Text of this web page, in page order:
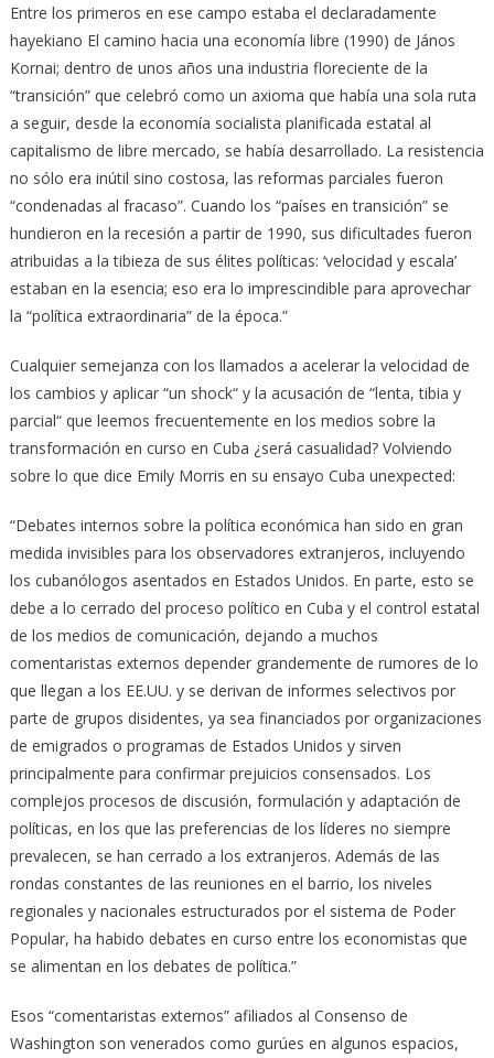
Entre los primeros en ese campo estaba el declaradamente
hayekiano El camino hacia una economía libre (1990) de János
Kornai; dentro de unos años una industria floreciente de la
“transición” que celebró como un axioma que había una sola ruta
a seguir, desde la economía socialista planificada estatal al
capitalismo de libre mercado, se había desarrollado. La resistencia
no sólo era inútil sino costosa, las reformas parciales fueron
“condenadas al fracaso”. Cuando los “países en transición” se
hundieron en la recesión a partir de 1990, sus dificultades fueron
atribuidas a la tibieza de sus élites políticas: ‘velocidad y escala’
estaban en la esencia; eso era lo imprescindible para aprovechar
la “política extraordinaria” de la época.”
Cualquier semejanza con los llamados a acelerar la velocidad de
los cambios y aplicar “un shock“ y la acusación de “lenta, tibia y
parcial“ que leemos frecuentemente en los medios sobre la
transformación en curso en Cuba ¿será casualidad? Volviendo
sobre lo que dice Emily Morris en su ensayo Cuba unexpected:
“Debates internos sobre la política económica han sido en gran
medida invisibles para los observadores extranjeros, incluyendo
los cubanólogos asentados en Estados Unidos. En parte, esto se
debe a lo cerrado del proceso político en Cuba y el control estatal
de los medios de comunicación, dejando a muchos
comentaristas externos depender grandemente de rumores de lo
que llegan a los EE.UU. y se derivan de informes selectivos por
parte de grupos disidentes, ya sea financiados por organizaciones
de emigrados o programas de Estados Unidos y sirven
principalmente para confirmar prejuicios consensados. Los
complejos procesos de discusión, formulación y adaptación de
políticas, en los que las preferencias de los líderes no siempre
prevalecen, se han cerrado a los extranjeros. Además de las
rondas constantes de las reuniones en el barrio, los niveles
regionales y nacionales estructurados por el sistema de Poder
Popular, ha habido debates en curso entre los economistas que
se alimentan en los debates de política.”
Esos “comentaristas externos” afiliados al Consenso de
Washington son venerados como gurúes en algunos espacios,